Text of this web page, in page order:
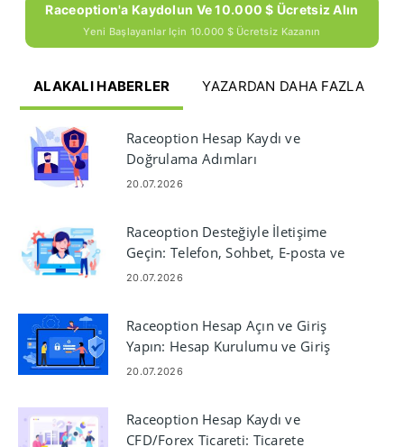
Raceoption'a Kaydolun Ve 10.000 $ Ücretsiz Alın
Yeni Başlayanlar Için 10.000 $ Ücretsiz Kazanın
ALAKALI HABERLER YAZARDAN DAHA FAZLA
Raceoption Hesap Kaydı ve
Doğrulama Adımları
20.07.2026
Raceoption Desteğiyle İletişime
Geçin: Telefon, Sohbet, E-posta ve
Yanıt Süreleri
20.07.2026
Raceoption Hesap Açın ve Giriş
Yapın: Hesap Kurulumu ve Giriş
Adımları
20.07.2026
Raceoption Hesap Kaydı ve
CFD/Forex Ticareti: Ticarete